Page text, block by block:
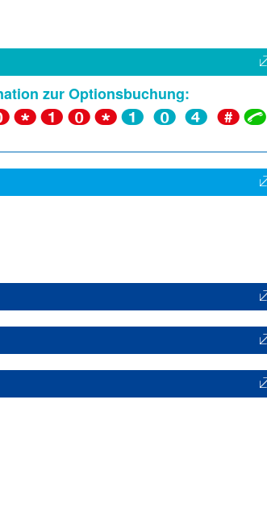
zur Optionsbuchung:
* 1 0 *1 0 4#ü